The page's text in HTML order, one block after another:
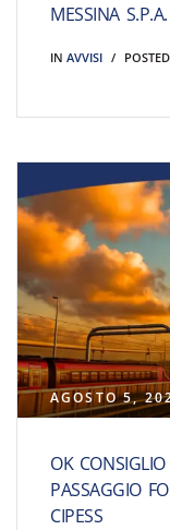
MESSINA S.P.A.
IN AVVISI
AGOSTO 5,
OK
PASSAGGIO
CIPESS